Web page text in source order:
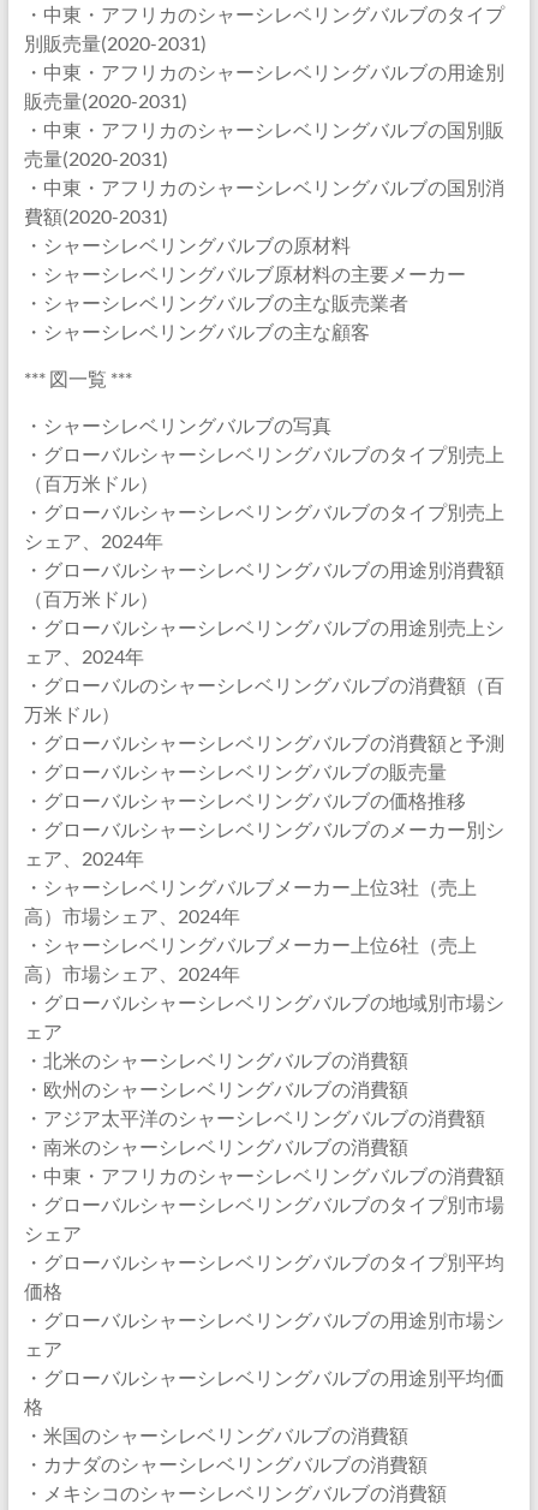
・中東・アフリカのシャーシレベリングバルブのタイプ
別販売量(2020-2031)
・中東・アフリカのシャーシレベリングバルブの用途別
販売量(2020-2031)
・中東・アフリカのシャーシレベリングバルブの国別販
売量(2020-2031)
・中東・アフリカのシャーシレベリングバルブの国別消
費額(2020-2031)
・シャーシレベリングバルブの原材料
・シャーシレベリングバルブ原材料の主要メーカー
・シャーシレベリングバルブの主な販売業者
・シャーシレベリングバルブの主な顧客
*** 図一覧 ***
・シャーシレベリングバルブの写真
・グローバルシャーシレベリングバルブのタイプ別売上
（百万米ドル）
・グローバルシャーシレベリングバルブのタイプ別売上
シェア、2024年
・グローバルシャーシレベリングバルブの用途別消費額
（百万米ドル）
・グローバルシャーシレベリングバルブの用途別売上シ
ェア、2024年
・グローバルのシャーシレベリングバルブの消費額（百
万米ドル）
・グローバルシャーシレベリングバルブの消費額と予測
・グローバルシャーシレベリングバルブの販売量
・グローバルシャーシレベリングバルブの価格推移
・グローバルシャーシレベリングバルブのメーカー別シ
ェア、2024年
・シャーシレベリングバルブメーカー上位3社（売上
高）市場シェア、2024年
・シャーシレベリングバルブメーカー上位6社（売上
高）市場シェア、2024年
・グローバルシャーシレベリングバルブの地域別市場シ
ェア
・北米のシャーシレベリングバルブの消費額
・欧州のシャーシレベリングバルブの消費額
・アジア太平洋のシャーシレベリングバルブの消費額
・南米のシャーシレベリングバルブの消費額
・中東・アフリカのシャーシレベリングバルブの消費額
・グローバルシャーシレベリングバルブのタイプ別市場
シェア
・グローバルシャーシレベリングバルブのタイプ別平均
価格
・グローバルシャーシレベリングバルブの用途別市場シ
ェア
・グローバルシャーシレベリングバルブの用途別平均価
格
・米国のシャーシレベリングバルブの消費額
・カナダのシャーシレベリングバルブの消費額
・メキシコのシャーシレベリングバルブの消費額